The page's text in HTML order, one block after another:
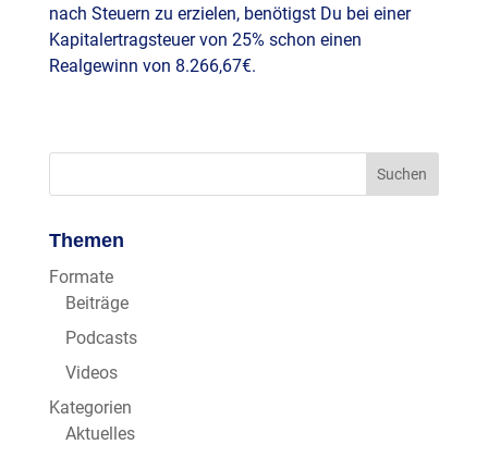
nach Steuern zu erzielen, benötigst Du bei einer
Kapitalertragsteuer von 25% schon einen
Realgewinn von 8.266,67€.
Themen
Formate
Beiträge
Podcasts
Videos
Kategorien
Aktuelles